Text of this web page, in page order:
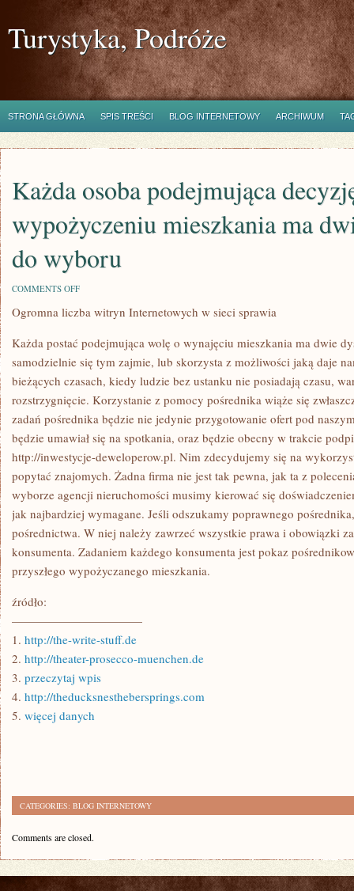
Turystyka, Podróże
STRONA GŁÓWNA SPIS TREŚCI BLOG INTERNETOWY ARCHIWUM
Każda osoba podejmująca
wypożyczeniu mieszkania ma
do wyboru
COMMENTS OFFON
OSOBA
PODEJMUJĄCA
O
WYPOŻYCZENIU
MIESZKANIA
MA
DWIE
MOŻLIWOŚCI
DO
WYBORU
Ogromna liczba witryn Internetowych w sieci sprawia
Każda postać podejmująca wolę o wynajęciu mieszkania ma dwie
samodzielnie się tym zajmie, lub skorzysta z możliwości jaką daje
bieżących czasach, kiedy ludzie bez ustanku nie posiadają czasu,
rozstrzygnięcie. Korzystanie z pomocy pośrednika wiąże się
zadań pośrednika będzie nie jedynie przygotowanie ofert pod
będzie umawiał się na spotkania, oraz będzie obecny w trakcie
http://inwestycje-deweloperow.pl. Nim zdecydujemy się na
popytać znajomych. Żadna firma nie jest tak pewna, jak ta z
wyborze agencji nieruchomości musimy kierować się
jak najbardziej wymagane. Jeśli odszukamy poprawnego
pośrednictwa. W niej należy zawrzeć wszystkie prawa i obowiązki
konsumenta. Zadaniem każdego konsumenta jest pokaz
przyszłego wypożyczanego mieszkania.
źródło:
———————————
1. http://the-write-stuff.de
2. http://theater-prosecco-muenchen.de
3. przeczytaj wpis
4. http://theducksnesthebersprings.com
5. więcej danych
CATEGORIES: BLOG INTERNETOWY
Comments are closed.